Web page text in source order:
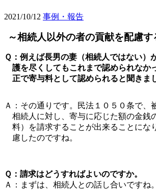
2021/10/12 事例・報告
～相続人以外の者の貢献を配慮す
Ｑ：例えば長男の妻（相続人ではない）
護を尽くしてもこれまで認められなか
正で寄与料として認められると聞きま
Ａ：その通りです。民法１０５０条で、
相続人に対し、寄与に応じた額の金銭
料）を請求することが出来ることにな
慮したのですね。
Ｑ：請求はどうすればよいのですか。
Ａ：まずは、相続人との話し合いですね